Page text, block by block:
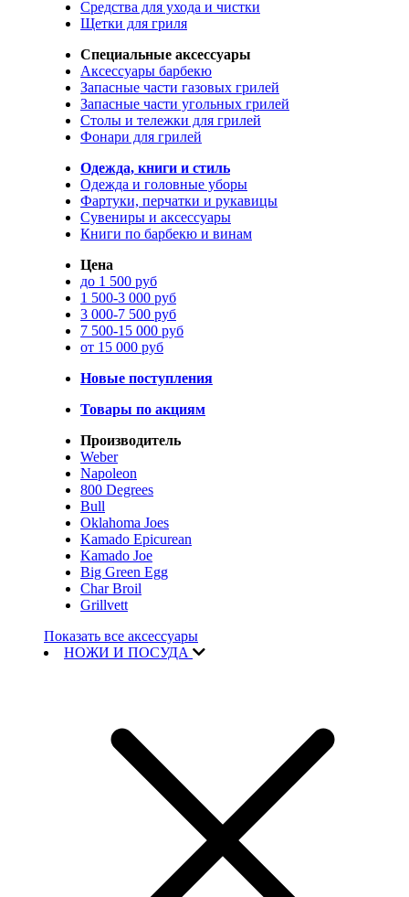
Средства для ухода и чистки
Щетки для гриля
Специальные аксессуары
Аксессуары барбекю
Запасные части газовых грилей
Запасные части угольных грилей
Столы и тележки для грилей
Фонари для грилей
Одежда, книги и стиль
Одежда и головные уборы
Фартуки, перчатки и рукавицы
Сувениры и аксессуары
Книги по барбекю и винам
Цена
до 1 500 руб
1 500-3 000 руб
3 000-7 500 руб
7 500-15 000 руб
от 15 000 руб
Новые поступления
Товары по акциям
Производитель
Weber
Napoleon
800 Degrees
Bull
Oklahoma Joes
Kamado Epicurean
Kamado Joe
Big Green Egg
Char Broil
Grillvett
Показать все аксессуары
НОЖИ И ПОСУДА